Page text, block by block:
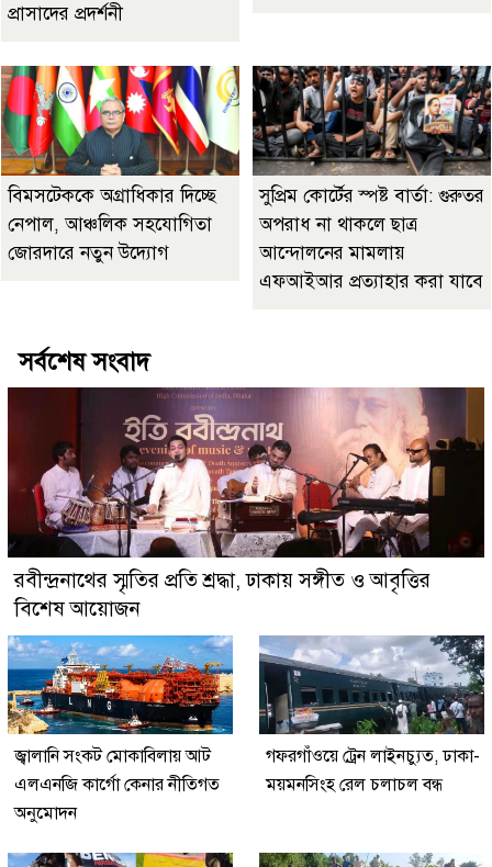
প্রাসাদের প্রদর্শনী
বিমসটেককে অগ্রাধিকার দিচ্ছে
নেপাল, আঞ্চলিক সহযোগিতা
জোরদারে নতুন উদ্যোগ
সুপ্রিম কোর্টের স্পষ্ট বার্তা: গুরুতর
অপরাধ না থাকলে ছাত্র
আন্দোলনের মামলায়
এফআইআর প্রত্যাহার করা যাবে
সর্বশেষ সংবাদ
রবীন্দ্রনাথের স্মৃতির প্রতি শ্রদ্ধা, ঢাকায় সঙ্গীত ও আবৃত্তির
বিশেষ আয়োজন
জ্বালানি সংকট মোকাবিলায় আট
এলএনজি কার্গো কেনার নীতিগত
অনুমোদন
গফরগাঁওয়ে ট্রেন লাইনচ্যুত, ঢাকা-
ময়মনসিংহ রেল চলাচল বন্ধ